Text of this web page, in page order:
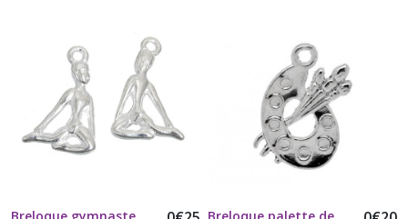
Breloque gymnaste
Breloque palette de